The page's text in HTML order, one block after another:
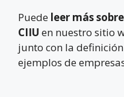
Puede leer más
CIIU en nuestro sitio
junto con la
ejemplos de